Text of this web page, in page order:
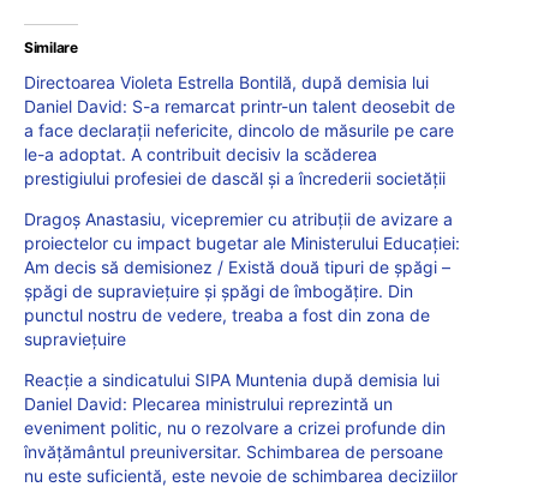
Similare
Directoarea Violeta Estrella Bontilă, după demisia lui
Daniel David: S-a remarcat printr-un talent deosebit de
a face declarații nefericite, dincolo de măsurile pe care
le-a adoptat. A contribuit decisiv la scăderea
prestigiului profesiei de dascăl și a încrederii societății
Dragoș Anastasiu, vicepremier cu atribuții de avizare a
proiectelor cu impact bugetar ale Ministerului Educației:
Am decis să demisionez / Există două tipuri de şpăgi –
şpăgi de supravieţuire şi şpăgi de îmbogăţire. Din
punctul nostru de vedere, treaba a fost din zona de
supravieţuire
Reacție a sindicatului SIPA Muntenia după demisia lui
Daniel David: Plecarea ministrului reprezintă un
eveniment politic, nu o rezolvare a crizei profunde din
învățământul preuniversitar. Schimbarea de persoane
nu este suficientă, este nevoie de schimbarea deciziilor